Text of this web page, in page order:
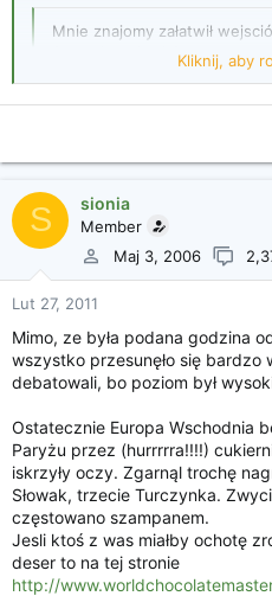
Mnie znajomy załatwił
&quot;bramkach&quot;
Kliknij, aby
S sionia
Member
Maj 3, 2006
Lut 27, 2011
Mimo, ze była podana godzina
wszystko przesunęło się bardzo
debatowali, bo poziom był
Ostatecznie Europa Wschodnia
Paryżu przez (hurrrrra!!!!)
iskrzyły oczy. Zgarnąl trochę
Słowak, trzecie Turczynka.
częstowano szampanem.
Jesli ktoś z was miałby ochotę
deser to na tej stronie
http://